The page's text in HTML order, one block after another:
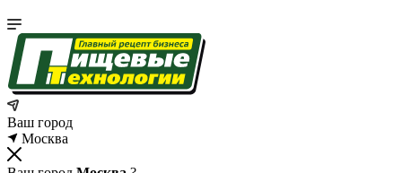
Ваш город
Москва